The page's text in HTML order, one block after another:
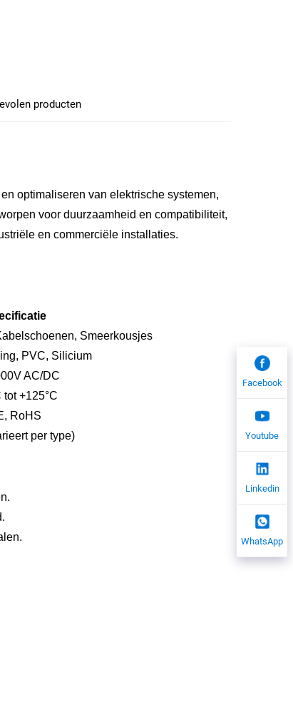
producten
optimaliseren van elektrische systemen,
voor duurzaamheid en compatibiliteit,
en commerciële installaties.
Smeerkousjes
PVC, Silicium
AC/DC
tot +125°C
RoHS
per type)
Facebook
Youtube
Linkedin
WhatsApp